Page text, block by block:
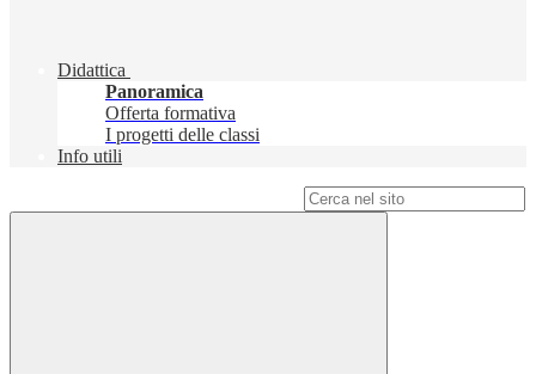
Didattica
Panoramica
Offerta formativa
I progetti delle classi
Info utili